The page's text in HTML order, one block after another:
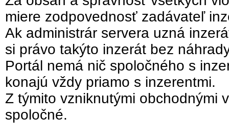
miere zodpovednosť zadávateľ
Ak administrár servera uzná
si právo takýto inzerát bez
Portál nemá nič spoločného s
konajú vždy priamo s inzerentmi.
Z týmito vzniknutými obchodnými
spoločné.